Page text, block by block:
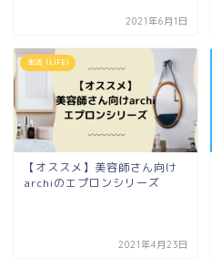
2021年6月1日
生活（LIFE)
【オススメ】美容師さん向け
archiのエプロンシリーズ
2021年4月23日